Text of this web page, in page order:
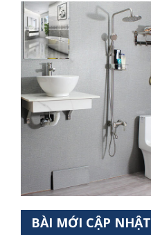
BÀI MỚI CẬP NHẬT